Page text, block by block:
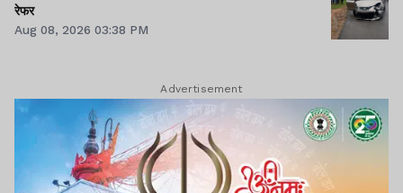
रेफर
Aug 08, 2026 03:38 PM
Advertisement